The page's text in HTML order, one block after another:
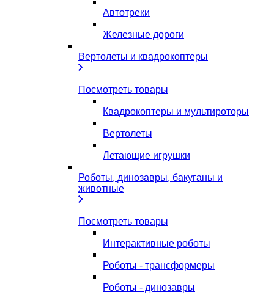
Автотреки
Железные дороги
Вертолеты и квадрокоптеры
Посмотреть товары
Квадрокоптеры и мультироторы
Вертолеты
Летающие игрушки
Роботы, динозавры, бакуганы и
животные
Посмотреть товары
Интерактивные роботы
Роботы - трансформеры
Роботы - динозавры